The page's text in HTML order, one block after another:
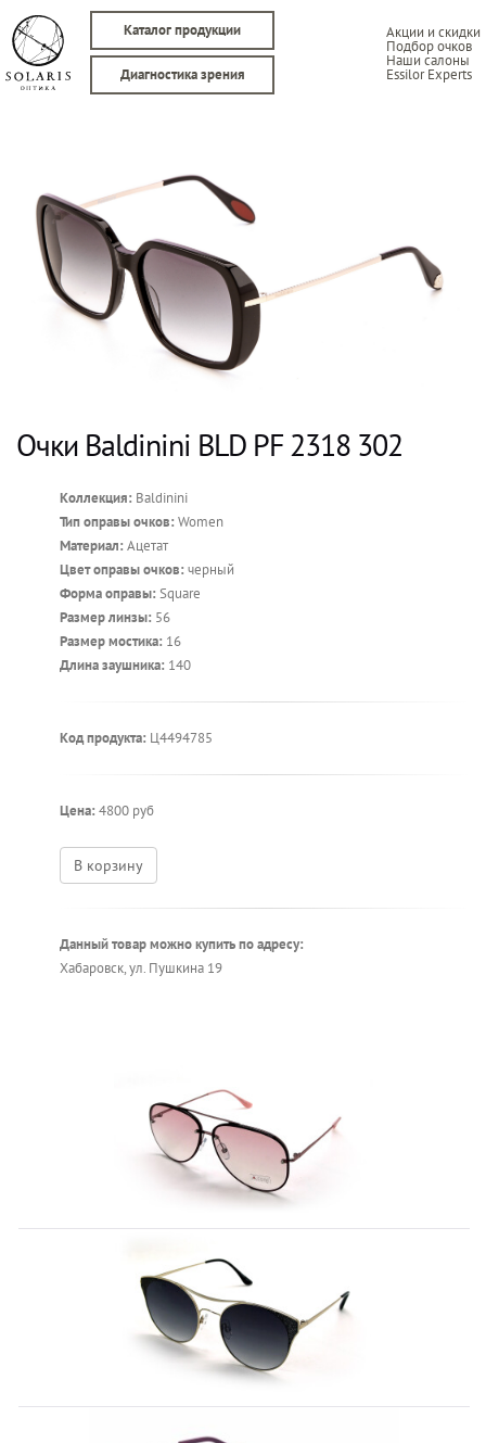
Каталог продукции Акции и скидки
Подбор очков
Наши салоны
Essilor Experts
Диагностика зрения
Очки Baldinini BLD PF 2318 302
Коллекция: Baldinini
Тип оправы очков: Women
Материал: Ацетат
Цвет оправы очков: черный
Форма оправы: Square
Размер линзы: 56
Размер мостика: 16
Длина заушника: 140
Код продукта: Ц4494785
Цена: 4800 руб
В корзину
Данный товар можно купить по адресу:
Хабаровск, ул. Пушкина 19